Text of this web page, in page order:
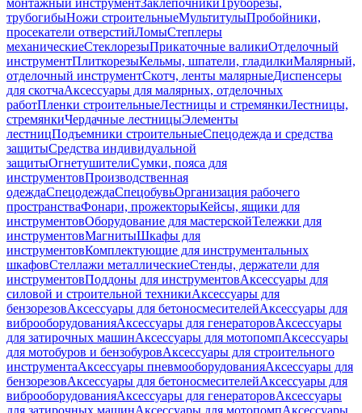
монтажный инструментЗаклепочникиТруборезы,
трубогибыНожи строительныеМультитулыПробойники,
просекатели отверстийЛомыСтеплеры
механическиеСтеклорезыПрикаточные валикиОтделочный
инструментПлиткорезыКельмы, шпатели, гладилкиМалярный,
отделочный инструментСкотч, ленты малярныеДиспенсеры
для скотчаАксессуары для малярных, отделочных
работПленки строительныеЛестницы и стремянкиЛестницы,
стремянкиЧердачные лестницыЭлементы
лестницПодъемники строительныеСпецодежда и средства
защитыСредства индивидуальной
защитыОгнетушителиСумки, пояса для
инструментовПроизводственная
одеждаСпецодеждаСпецобувьОрганизация рабочего
пространстваФонари, прожекторыКейсы, ящики для
инструментовОборудование для мастерскойТележки для
инструментовМагнитыШкафы для
инструментовКомплектующие для инструментальных
шкафовСтеллажи металлическиеСтенды, держатели для
инструментовПоддоны для инструментовАксессуары для
силовой и строительной техникиАксессуары для
бензорезовАксессуары для бетоносмесителейАксессуары для
виброоборудованияАксессуары для генераторовАксессуары
для затирочных машинАксессуары для мотопомпАксессуары
для мотобуров и бензобуровАксессуары для строительного
инструментаАксессуары пневмооборудованияАксессуары для
бензорезовАксессуары для бетоносмесителейАксессуары для
виброоборудованияАксессуары для генераторовАксессуары
для затирочных машинАксессуары для мотопомпАксессуары